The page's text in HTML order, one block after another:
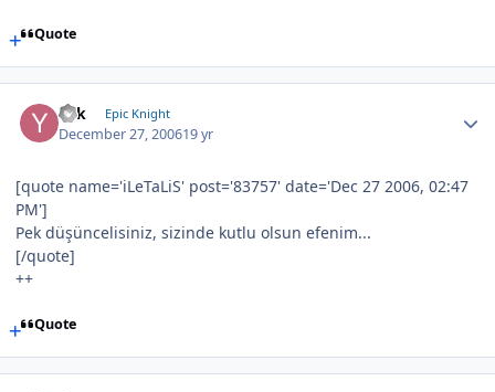
Quote
Yek Epic Knight
December 27, 200619 yr
[quote name='iLeTaLiS' post='83757' date='Dec 27 2006, 02:47
PM']
Pek düşüncelisiniz, sizinde kutlu olsun efenim...
[/quote]
++
Quote